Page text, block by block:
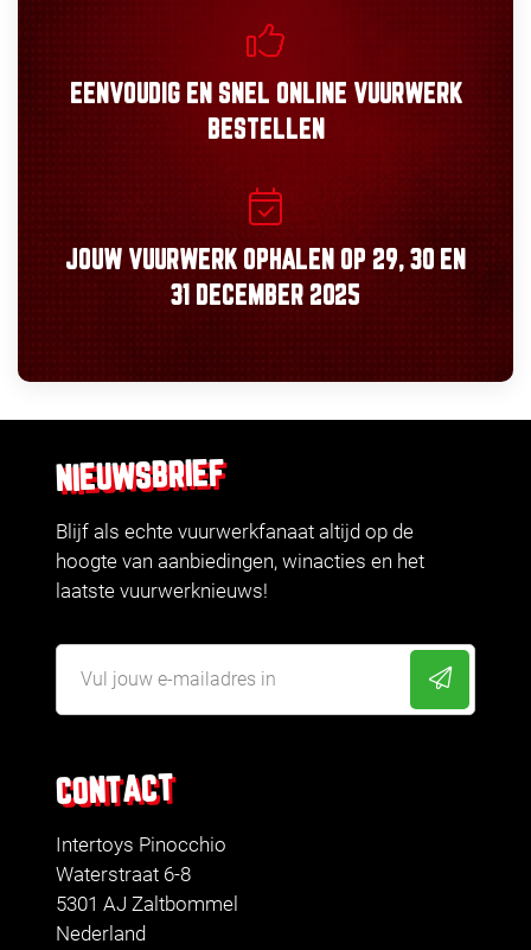
EENVOUDIGEN SNEL ONLINE VUURWERK
BESTELLEN
JOUW VUURWERK OPHALEN OP 29, 30 EN
31 DECEMBER 2025
CONTACT
Intertoys Pinocchio
Waterstraat 6-8
5301 AJ Zaltbommel
Nederland
NIEUWSBRIEF
Blijf als echte vuurwerkfanaat altijd op de
hoogte van aanbiedingen, winacties en het
laatste vuurwerknieuws!